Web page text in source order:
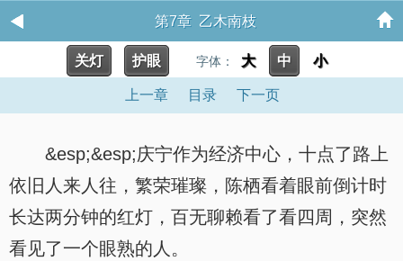
第7章 乙木南枝
关灯 护眼 字体： 大 中 小
上一章 目录 下一页
&esp;&esp;庆宁作为经济中心，十点了路上
依旧人来人往，繁荣璀璨，陈栖看着眼前倒计时
长达两分钟的红灯，百无聊赖看了看四周，突然
看见了一个眼熟的人。